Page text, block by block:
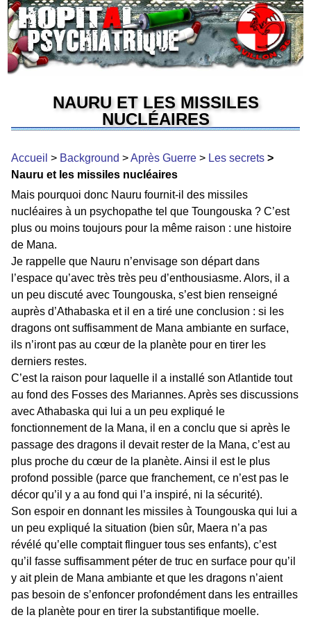
NAURU ET LES MISSILES
NUCLÉAIRES
Accueil > Background >Après Guerre > Les secrets >
Nauru et les missiles nucléaires
Mais pourquoi donc Nauru fournit-il des missiles
nucléaires à un psychopathe tel que Toungouska ? C’est
plus ou moins toujours pour la même raison : une histoire
de Mana.
Je rappelle que Nauru n’envisage son départ dans
l’espace qu’avec très très peu d’enthousiasme. Alors, il a
un peu discuté avec Toungouska, s’est bien renseigné
auprès d’Athabaska et il en a tiré une conclusion : si les
dragons ont suffisamment de Mana ambiante en surface,
ils n’iront pas au cœur de la planète pour en tirer les
derniers restes.
C’est la raison pour laquelle il a installé son Atlantide tout
au fond des Fosses des Mariannes. Après ses discussions
avec Athabaska qui lui a un peu expliqué le
fonctionnement de la Mana, il en a conclu que si après le
passage des dragons il devait rester de la Mana, c’est au
plus proche du cœur de la planète. Ainsi il est le plus
profond possible (parce que franchement, ce n’est pas le
décor qu’il y a au fond qui l’a inspiré, ni la sécurité).
Son espoir en donnant les missiles à Toungouska qui lui a
un peu expliqué la situation (bien sûr, Maera n’a pas
révélé qu’elle comptait flinguer tous ses enfants), c’est
qu’il fasse suffisamment péter de truc en surface pour qu’il
y ait plein de Mana ambiante et que les dragons n’aient
pas besoin de s’enfoncer profondément dans les entrailles
de la planète pour en tirer la substantifique moelle.